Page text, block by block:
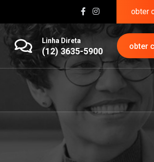
obter
Linha Direta
(12) 3635-5900 obter